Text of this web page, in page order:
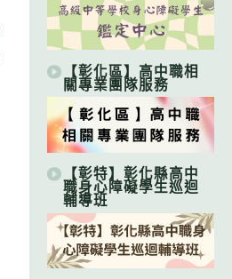
【彰化區】高中職相
關專業團隊服務
【彰特】彰化縣高中
職身心障礙學生巡迴
輔導班